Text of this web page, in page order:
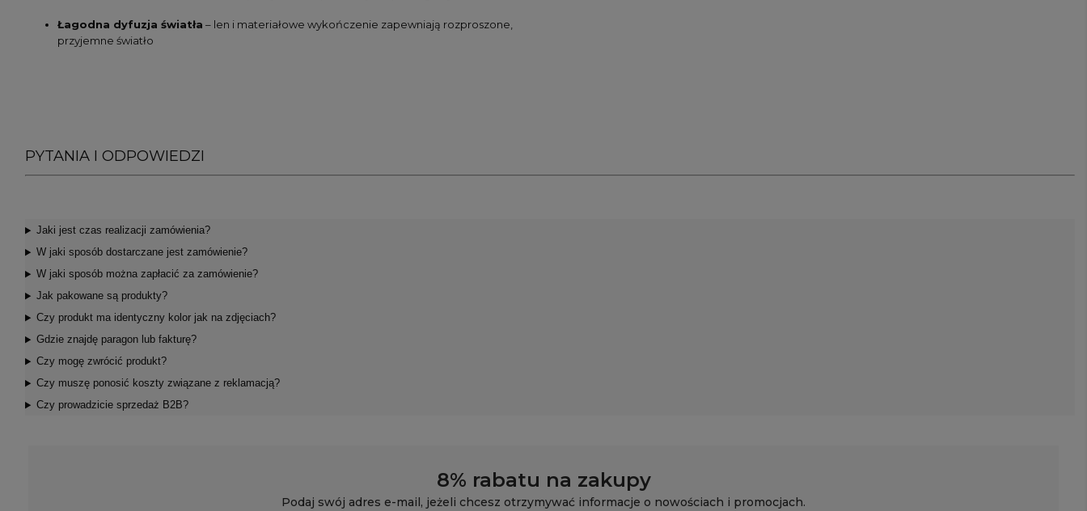
Łagodna dyfuzja światła – len i materiałowe wykończenie zapewniają rozproszone,
przyjemne światło
PYTANIA I ODPOWIEDZI
Jaki jest czas realizacji zamówienia?
W jaki sposób dostarczane jest zamówienie?
W jaki sposób można zapłacić za zamówienie?
Jak pakowane są produkty?
Czy produkt ma identyczny kolor jak na zdjęciach?
Gdzie znajdę paragon lub fakturę?
Czy mogę zwrócić produkt?
Czy muszę ponosić koszty związane z reklamacją?
Czy prowadzicie sprzedaż B2B?
8% rabatu na zakupy
Podaj swój adres e-mail, jeżeli chcesz otrzymywać informacje o nowościach i promocjach.